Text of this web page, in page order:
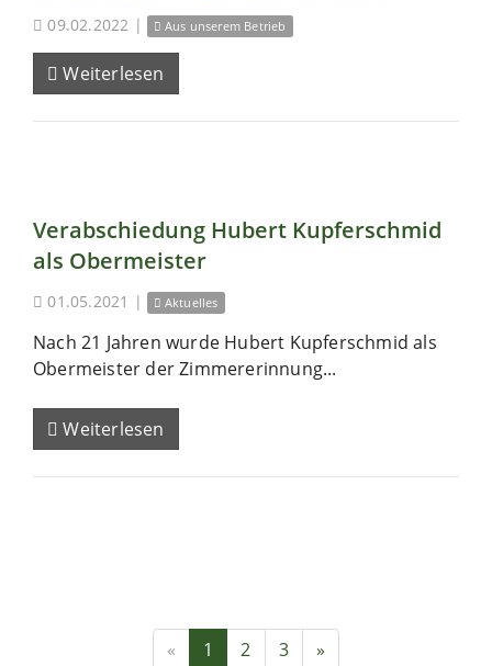
09.02.2022 | Aus unserem Betrieb
Weiterlesen
Verabschiedung Hubert Kupferschmid
als Obermeister
01.05.2021 | Aktuelles
Nach 21 Jahren wurde Hubert Kupferschmid als
Obermeister der Zimmererinnung...
Weiterlesen
« 1 2 3 »